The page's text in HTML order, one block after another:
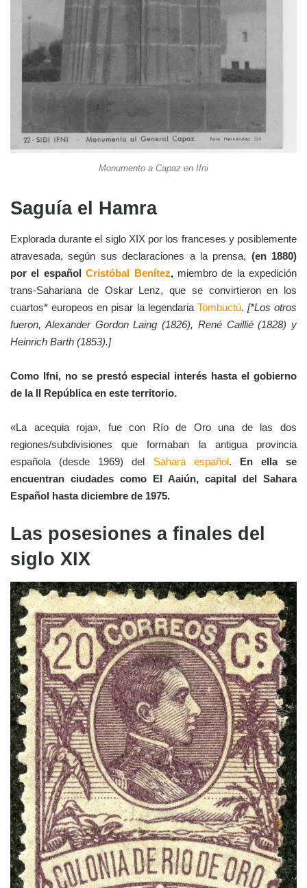
Monumento a Capaz en Ifni
Saguía el Hamra
Explorada durante el siglo XIX por los franceses y posiblemente
atravesada, según sus declaraciones a la prensa, (en 1880)
por el españolCristóbal Benítez,miembro de la expedición
trans-Sahariana de Oskar Lenz, que se convirtieron en los
cuartos* europeos en pisar la legendaria Tombuctú. [*Los otros
fueron, Alexander Gordon Laing (1826), René Caillié (1828) y
Heinrich Barth (1853).]
Como Ifni, no se prestó especial interés hasta el gobierno
de la II República en este territorio.
«La acequia roja», fue con Río de Oro una de las dos
regiones/subdivisiones que formaban la antigua provincia
española (desde 1969) del Sahara español. En ella se
encuentran ciudades como El Aaiún, capital del Sahara
Español hasta diciembre de 1975.
Las posesiones a finales del
siglo XIX